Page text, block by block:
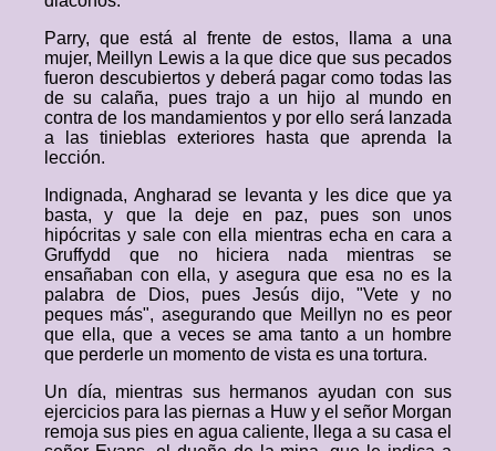
Parry, que está al frente de estos, llama a una
mujer, Meillyn Lewis a la que dice que sus pecados
fueron descubiertos y deberá pagar como todas las
de su calaña, pues trajo a un hijo al mundo en
contra de los mandamientos y por ello será lanzada
a las tinieblas exteriores hasta que aprenda la
lección.
Indignada, Angharad se levanta y les dice que ya
basta, y que la deje en paz, pues son unos
hipócritas y sale con ella mientras echa en cara a
Gruffydd que no hiciera nada mientras se
ensañaban con ella, y asegura que esa no es la
palabra de Dios, pues Jesús dijo, "Vete y no
peques más", asegurando que Meillyn no es peor
que ella, que a veces se ama tanto a un hombre
que perderle un momento de vista es una tortura.
Un día, mientras sus hermanos ayudan con sus
ejercicios para las piernas a Huw y el señor Morgan
remoja sus pies en agua caliente, llega a su casa el